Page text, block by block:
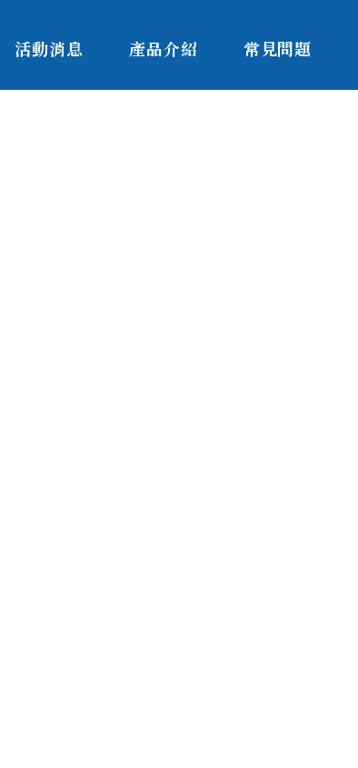
活動消息 產品介紹 常見問題